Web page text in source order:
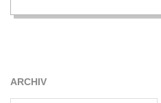
D
ARCHIV